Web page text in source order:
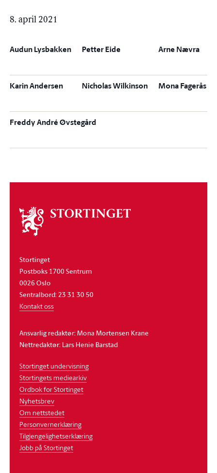
8. april 2021
Audun Lysbakken Petter Eide Arne Nævra
Karin Andersen Nicholas Wilkinson Mona Fagerås
Freddy André Øvstegård
Om
stortinget
Stortinget
Postboks 1700 Sentrum
0026 Oslo
Sentralbord: 23 31 30 50
Kontakt oss
Ansvarlig redaktør: Mona Mortensen Krane
Nettredaktør: Lars Henie Barstad
Stortinget undervisning
Stortingets mediearkiv
Ordbok for Stortinget
Nyhetsbrev
Om nettstedet
Personvernerklæring
Tilgjengelighetserklæring
Jobb på Stortinget